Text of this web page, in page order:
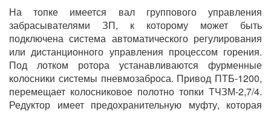
На топке имеется вал группового управления
забрасывателями ЗП, к которому может быть
подключена система автоматического регулирования
или дистанционного управления процессом горения.
Под лотком ротора устанавливаются фурменные
колосники системы пневмозаброса. Привод ПТБ-1200,
перемещает колосниковое полотно топки ТЧЗМ-2,7/4.
Редуктор имеет предохранительную муфту, которая